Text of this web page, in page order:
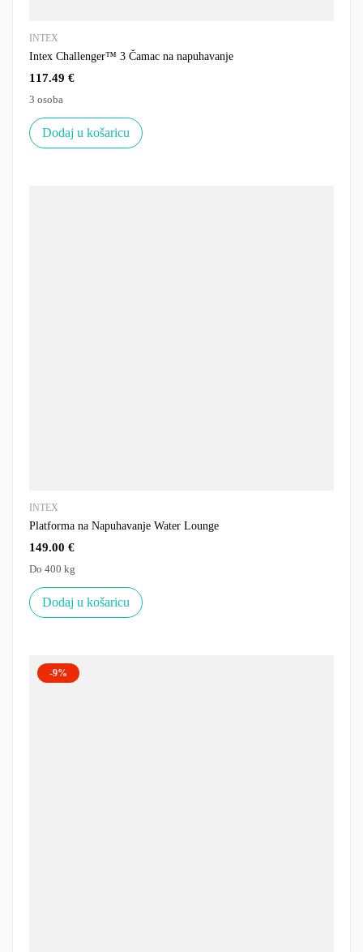
INTEX
Intex Challenger™ 3 Čamac na napuhavanje
117.49 €
3 osoba
Dodaj u košaricu
INTEX
Platforma na Napuhavanje Water Lounge
149.00 €
Do 400 kg
Dodaj u košaricu
-9%